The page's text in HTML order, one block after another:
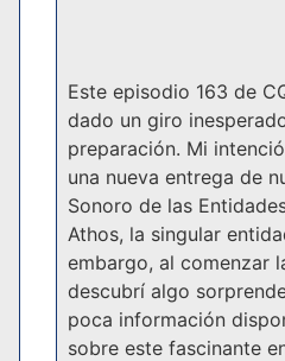
Este episodio 163 de
dado un giro
preparación. Mi
una nueva entrega de
Sonoro de las
Athos, la singular
embargo, al comenzar
descubrí algo
poca información
sobre este fascinante